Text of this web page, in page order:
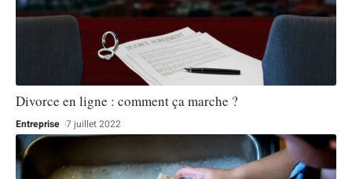
Divorce en ligne : comment ça marche ?
Entreprise 7 juillet 2022